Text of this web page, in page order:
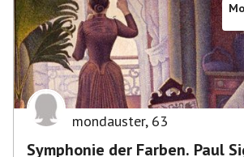
mondauster, 63
Symphonie der Farben. Paul